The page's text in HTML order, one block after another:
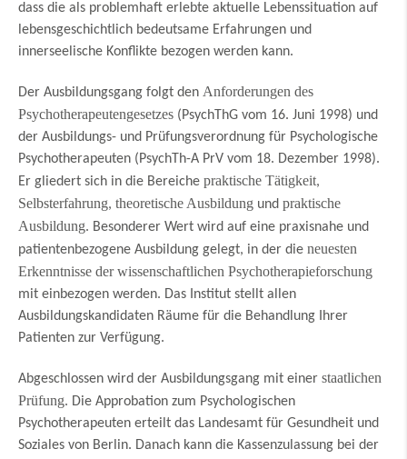
dass die als problemhaft erlebte aktuelle Lebenssituation auf
lebensgeschichtlich bedeutsame Erfahrungen und
innerseelische Konflikte bezogen werden kann.
Der Ausbildungsgang folgt den Anforderungen des
Psychotherapeutengesetzes (PsychThG vom 16. Juni 1998) und
der Ausbildungs- und Prüfungsverordnung für Psychologische
Psychotherapeuten (PsychTh-A PrV vom 18. Dezember 1998).
Er gliedert sich in die Bereiche praktische Tätigkeit,
Selbsterfahrung, theoretische Ausbildung und praktische
Ausbildung. Besonderer Wert wird auf eine praxisnahe und
patientenbezogene Ausbildung gelegt, in der die neuesten
Erkenntnisse der wissenschaftlichen Psychotherapieforschung
mit einbezogen werden. Das Institut stellt allen
Ausbildungskandidaten Räume für die Behandlung Ihrer
Patienten zur Verfügung.
Abgeschlossen wird der Ausbildungsgang mit einer staatlichen
Prüfung. Die Approbation zum Psychologischen
Psychotherapeuten erteilt das Landesamt für Gesundheit und
Soziales von Berlin. Danach kann die Kassenzulassung bei der